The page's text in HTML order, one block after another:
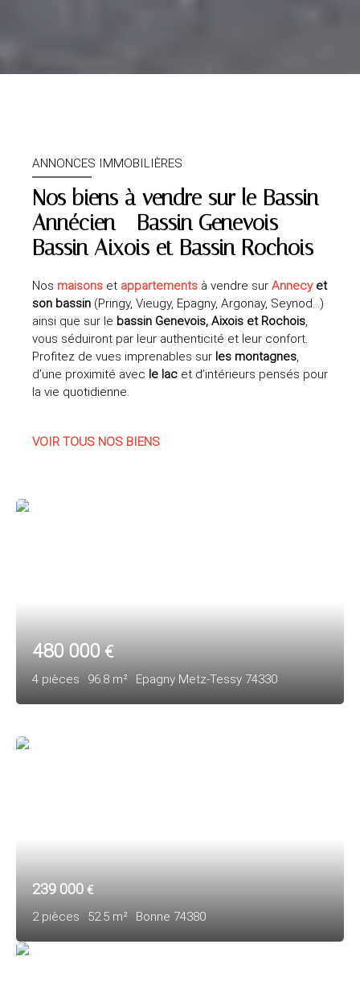
ANNONCES IMMOBILIÈRES
Nos biens à vendre sur le Bassin
Annécien - Bassin Genevois -
Bassin Aixois et Bassin Rochois
Nos maisons et appartements à vendre sur Annecyet
son bassin (Pringy, Vieugy, Epagny, Argonay, Seynod…)
ainsi que sur le bassin Genevois, Aixois et Rochois,
vous séduiront par leur authenticité et leur confort.
Profitez de vues imprenables sur les montagnes,
d’une proximité avec le lac et d’intérieurs pensés pour
la vie quotidienne.
VOIR TOUS NOS BIENS
480 000€
4 pièces 96.8 m² Epagny Metz-Tessy 74330
239 000 €
2 pièces 52.5 m² Bonne 74380